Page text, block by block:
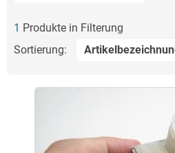
1 Produkte in Filterung
Sortierung: